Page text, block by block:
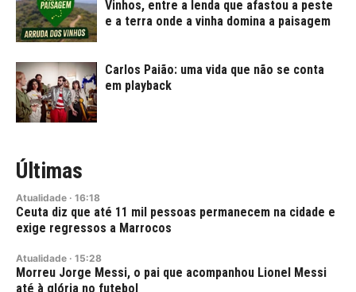
Vinhos, entre a lenda que afastou a peste
e a terra onde a vinha domina a paisagem
Carlos Paião: uma vida que não se conta
em playback
Últimas
Atualidade · 16:18
Ceuta diz que até 11 mil pessoas permanecem na cidade e
exige regressos a Marrocos
Atualidade · 15:28
Morreu Jorge Messi, o pai que acompanhou Lionel Messi
até à glória no futebol